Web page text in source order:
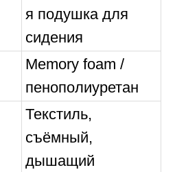
я подушка для
сидения
Memory foam /
пенополиуретан
Текстиль,
съёмный,
дышащий